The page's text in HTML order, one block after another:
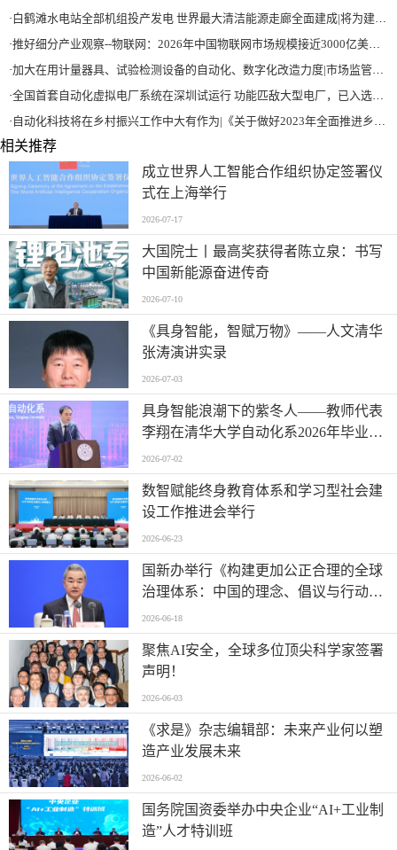
·白鹤滩水电站全部机组投产发电 世界最大清洁能源走廊全面建成|将为建设新型能源体系、保障国家能源安全、实现“双碳”目标提供有力支撑
·推好细分产业观察--物联网：2026年中国物联网市场规模接近3000亿美元 智慧工厂、智慧城市、智慧电网等将占60%以上
·加大在用计量器具、试验检测设备的自动化、数字化改造力度|市场监管总局 工业和信息化部 关于促进企业计量能力提升的指导意见
·全国首套自动化虚拟电厂系统在深圳试运行 功能匹敌大型电厂，已入选国际典型案例
· 自动化科技将在乡村振兴工作中大有作为|《关于做好2023年全面推进乡村振兴重点工作的意见》发布
相关推荐
成立世界人工智能合作组织协定签署仪
式在上海举行
2026-07-17
大国院士丨最高奖获得者陈立泉：书写
中国新能源奋进传奇
2026-07-10
《具身智能，智赋万物》——人文清华
张涛演讲实录
2026-07-03
具身智能浪潮下的紫冬人——教师代表
李翔在清华大学自动化系2026年毕业典
礼上的讲话
2026-07-02
数智赋能终身教育体系和学习型社会建
设工作推进会举行
2026-06-23
国新办举行《构建更加公正合理的全球
治理体系：中国的理念、倡议与行动》
白皮书新闻发布会
2026-06-18
聚焦AI安全，全球多位顶尖科学家签署
声明！
2026-06-03
《求是》杂志编辑部：未来产业何以塑
造产业发展未来
2026-06-02
国务院国资委举办中央企业“AI+工业制
造”人才特训班